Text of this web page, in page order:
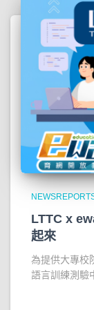
LTTC x
起來
為提供大專校
語言訓練測驗